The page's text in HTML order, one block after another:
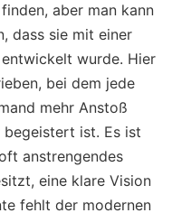
aber man kann
dass sie mit einer
wurde. Hier
bei dem jede
mehr Anstoß
begeistert ist. Es ist
anstrengendes
eine klare Vision
fehlt der modernen